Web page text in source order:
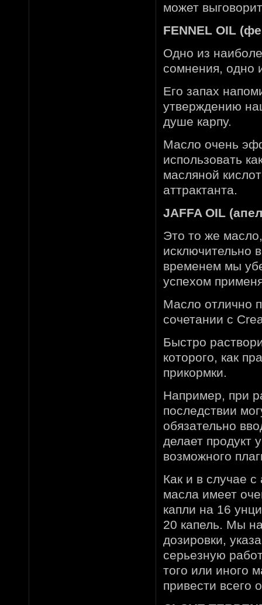
может
FENNEL OIL
Одно из
сомнения, одно
Его запах
утверждению
душе карпу.
Масло очень
использовать
масляной
аттрактанта.
JAFFA OIL
Это то же
исключительно
временем мы
успехом
Масло отлично
сочетании с
Быстро
которого, как
прикормки.
Например, при
последствии
обязательно
делает продукт
возможного
Как и в случае
масла имеет
капли на 16
20 капель. Мы
дозировки,
серьезную
того или иного
привести всего